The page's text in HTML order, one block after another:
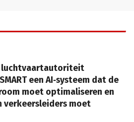
luchtvaartautoriteit
een AI‑systeem dat de
moet optimaliseren en
verkeersleiders moet